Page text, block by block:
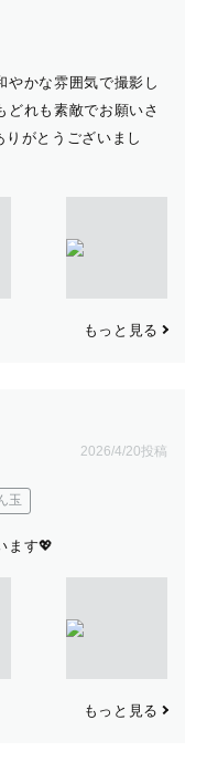
やかな雰囲気で撮影し
れも素敵でお願いさ
がとうございまし
もっと見る
2026/4/20投稿
玉
ます💖
もっと見る